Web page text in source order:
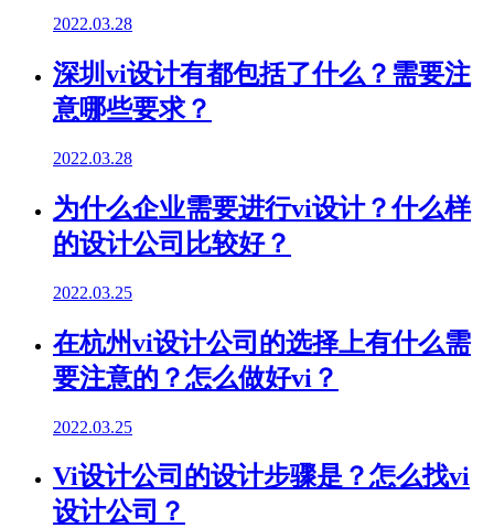
2022.03.28
深圳vi设计有都包括了什么？需要注
意哪些要求？
2022.03.28
为什么企业需要进行vi设计？什么样
的设计公司比较好？
2022.03.25
在杭州vi设计公司的选择上有什么需
要注意的？怎么做好vi？
2022.03.25
Vi设计公司的设计步骤是？怎么找vi
设计公司？